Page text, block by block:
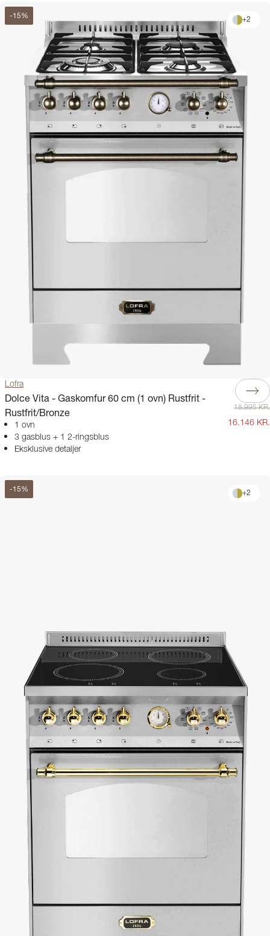
-15% +2
Lofra
Dolce Vita - Gaskomfur 60 cm (1 ovn) Rustfrit -
Rustfrit/Bronze
1 ovn
3 gasblus + 1 2-ringsblus
Eksklusive detaljer
18.995 KR.
16.146 KR.
-15% +2